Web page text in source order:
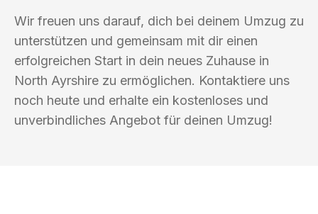
Wir freuen uns darauf, dich bei deinem Umzug zu
unterstützen und gemeinsam mit dir einen
erfolgreichen Start in dein neues Zuhause in
North Ayrshire zu ermöglichen. Kontaktiere uns
noch heute und erhalte ein kostenloses und
unverbindliches Angebot für deinen Umzug!